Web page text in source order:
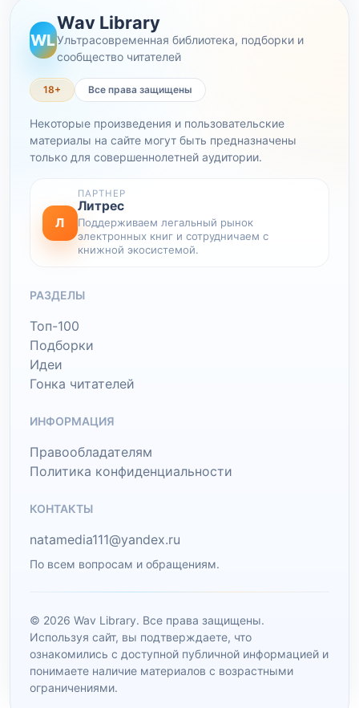
WL
Wav Library
Ультрасовременная библиотека, подборки и
сообщество читателей
18+ Все права защищены
Некоторые произведения и пользовательские
материалы на сайте могут быть предназначены
только для совершеннолетней аудитории.
Л
ПАРТНЕР
Литрес
Поддерживаем легальный рынок
электронных книг и сотрудничаем с
книжной экосистемой.
РАЗДЕЛЫ
Топ-100
Подборки
Идеи
Гонка читателей
ИНФОРМАЦИЯ
Правообладателям
Политика конфиденциальности
КОНТАКТЫ
natamedia111@yandex.ru
По всем вопросам и обращениям.
© 2026 Wav Library. Все права защищены.
Используя сайт, вы подтверждаете, что
ознакомились с доступной публичной информацией и
понимаете наличие материалов с возрастными
ограничениями.